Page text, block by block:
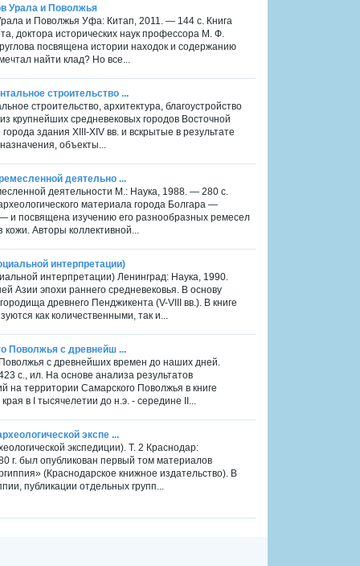
Урала и Поволжья
и Поволжья Уфа: Китап, 2011. — 144 с. Книга
доктора исторических наук профессора М. Ф.
посвящена истории находок и содержанию
найти клад? Но все...
строительство ...
строительство, архитектура, благоустройство
крупнейших средневековых городов Восточной
здания XIII-XIV вв. и вскрытые в результате
объекты...
деятельно ...
деятельности М.: Наука, 1988. — 280 с.
материала города Болгара —
и посвящена изучению его разнообразных ремесел
Авторы коллективной...
интерпретации)
интерпретации) Ленинград: Наука, 1990.
Азии эпохи раннего средневековья. В основу
древнего Пенджикента (V-VIII вв.). В книге
как количественными, так и...
Поволжья с древнейш ...
с древнейших времен до наших дней.
с., ил. На основе анализа результатов
на территории Самарского Поволжья в книге
в I тысячелетии до н.э. - середине II...
экспе ...
экспедиции). Т. 2 Краснодар:
г. был опубликован первый том материалов
(Краснодарское книжное издательство). В
публикации отдельных групп...